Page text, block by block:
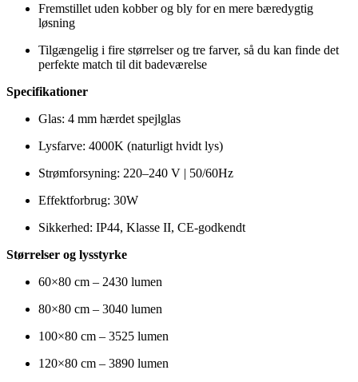
Fremstillet uden kobber og bly for en mere bæredygtig
løsning
Tilgængelig i fire størrelser og tre farver, så du kan finde det
perfekte match til dit badeværelse
Specifikationer
Glas: 4 mm hærdet spejlglas
Lysfarve: 4000K (naturligt hvidt lys)
Strømforsyning: 220–240 V | 50/60Hz
Effektforbrug: 30W
Sikkerhed: IP44, Klasse II, CE-godkendt
Størrelser og lysstyrke
60×80 cm – 2430 lumen
80×80 cm – 3040 lumen
100×80 cm – 3525 lumen
120×80 cm – 3890 lumen